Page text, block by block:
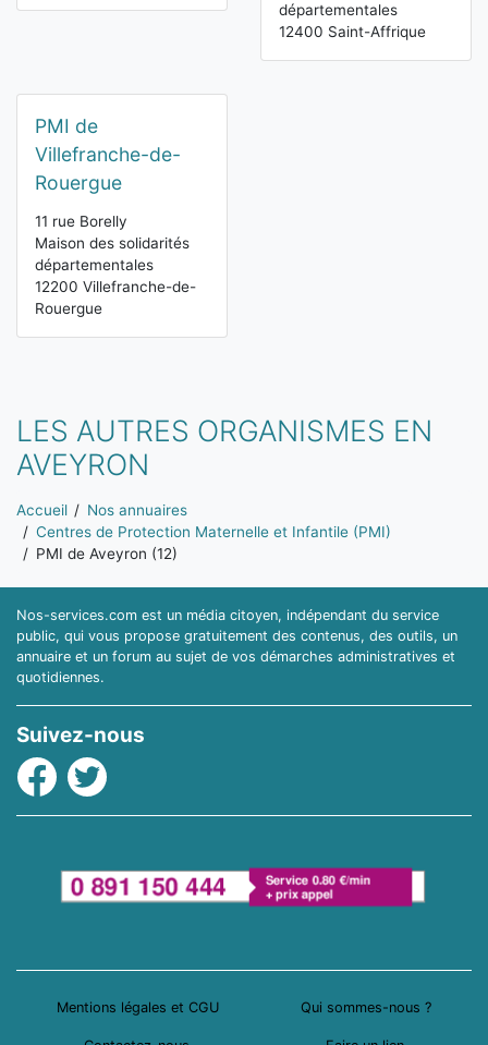
départementales
12400 Saint-Affrique
PMI de
Villefranche-de-
Rouergue
11 rue Borelly
Maison des solidarités
départementales
12200 Villefranche-de-
Rouergue
LES AUTRES ORGANISMES EN
AVEYRON
Vous êtes ici:
Accueil
Nos annuaires
Centres de Protection Maternelle et Infantile (PMI)
PMI de Aveyron (12)
Nos-services.com est un média citoyen, indépendant du service
public, qui vous propose gratuitement des contenus, des outils, un
annuaire et un forum au sujet de vos démarches administratives et
quotidiennes.
Suivez-nous
Facebook
Twitter
Mentions légales et CGU Qui sommes-nous ?